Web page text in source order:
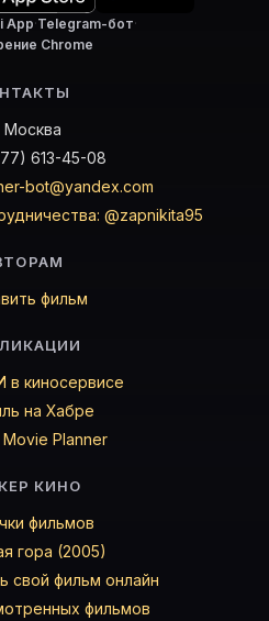
App·Telegram-бот·
Chrome
Москва
613-45-08
bot@yandex.com
@zapnikita95
фильм
киносервисе
на Хабре
Planner
КИНО
фильмов
гора (2005)
свой фильм онлайн
фильмов